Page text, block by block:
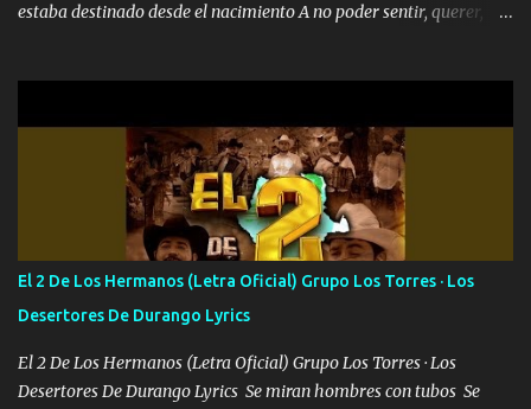
estaba destinado desde el nacimiento A no poder sentir, querer,
algunas que no lo entiendan Porque ahora soy su pesadilla, lo sé
Soy yo la octava maravilla, no lo niegues Tengo de rodillas a otras
cien Y por más que quieran no me detienen Soy yo la mente que
más brilla, lo ves Pa' mi la vida es tan sencilla No lo entenderías en
tu vida, y está bien Porque lo que tengo nadie lo tiene Una me está
escribiendo y la otra me va a llamar Quiere que vaya a verla y que
la invite a cenar Otras más me están pidiendo que las saque a
bailar Pero es que tengo un par de conciertos más que llenar Se
mueven solo por el interés P...
El 2 De Los Hermanos (Letra Oficial) Grupo Los Torres · Los
Desertores De Durango Lyrics
El 2 De Los Hermanos (Letra Oficial) Grupo Los Torres · Los
Desertores De Durango Lyrics Se miran hombres con tubos Se